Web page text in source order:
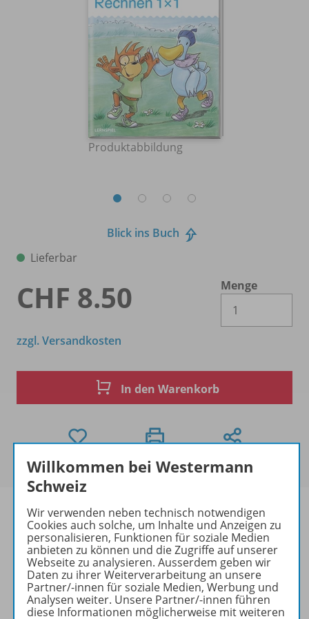
Produktabbildung
Blick ins Buch
Lieferbar
CHF 8.50
Menge
zzgl. Versandkosten
In den Warenkorb
Produktinformationen
Beschreibung
Willkommen bei Westermann
Schweiz
Wir verwenden neben technisch notwendigen
Cookies auch solche, um Inhalte und Anzeigen zu
personalisieren, Funktionen für soziale Medien
anbieten zu können und die Zugriffe auf unserer
Webseite zu analysieren. Ausserdem geben wir
Daten zu ihrer Weiterverarbeitung an unsere
Partner/-innen für soziale Medien, Werbung und
Analysen weiter. Unsere Partner/-innen führen
diese Informationen möglicherweise mit weiteren